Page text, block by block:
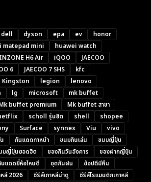
dell dyson epa ev
honor
matepad mini
huawei watch
INZONE H6 Air iQOO
JAECOO
6 JAECOO 7 SHS
kfc
Kingston legion
lenovo
lg microsoft
mk buffet
buffet premium
Mk buffet สาขา
scholl รุ่นฮิต shell
shopee
Surface synnex Viu
vivo
กันแดดทาหน้า ขนมกินเล่น
ขนมญี่ปุ่น
มญี่ปุ่นยอดฮิต ของกินวันอังคาร
ของฝากญี่ปุ่น
แดดยี่ห้อไหนดี ชุดกันฝน
ช้อปดีมีคืน
ลี 2026 ซีรีส์เกาหลีน่าดู
ซีรีส์โรแมนติกเกาหลี